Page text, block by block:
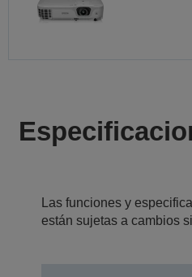
Las funciones y
están sujetas a cambios